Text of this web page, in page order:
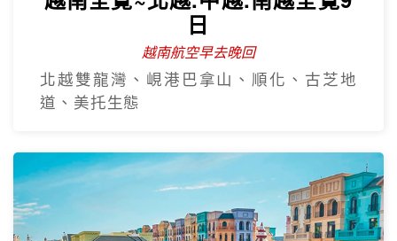
日
越南航空早去晚回
北越雙龍灣、峴港巴拿山、順化、古芝地
道、美托生態